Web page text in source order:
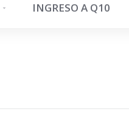
INGRESO A Q10